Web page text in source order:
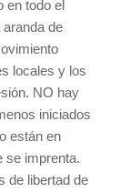
en todo el
de
locales y los
NO hay
iniciados
están en
se imprenta.
de libertad de